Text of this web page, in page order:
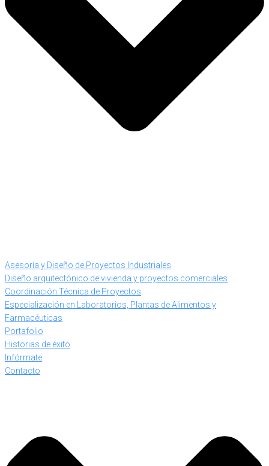
Asesoría y Diseño de Proyectos Industriales
Diseño arquitectónico de vivienda y proyectos comerciales
Coordinación Técnica de Proyectos
Especialización en Laboratorios, Plantas de Alimentos y
Farmacéuticas
Portafolio
Historias de éxito
Infórmate
Contacto